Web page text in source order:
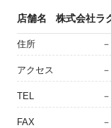
店舗名 株式会社ラ
住所 －
アクセス －
TEL －
FAX －